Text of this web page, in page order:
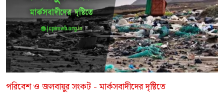
পরিবেশ ও জলবায়ুর সংকট - মার্কসবাদীদের দৃষ্টিতে